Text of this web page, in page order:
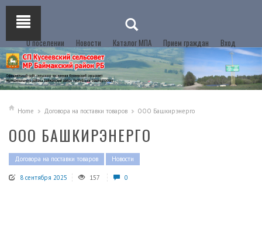
О поселении Новости Каталог МПА Прием граждан Вход
Home Договора на поставки товаров ООО Башкирэнерго
ООО БАШКИРЭНЕРГО
Договора на поставки товаров Новости
8 сентября 2025 157 0